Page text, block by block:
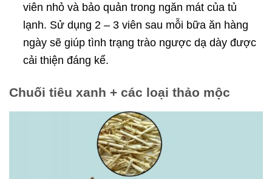
viên nhỏ và bảo quản trong ngăn mát của tủ
lạnh. Sử dụng 2 – 3 viên sau mỗi bữa ăn hàng
ngày sẽ giúp tình trạng trào ngược dạ dày được
cải thiện đáng kể.
Chuối tiêu xanh + các loại thảo mộc